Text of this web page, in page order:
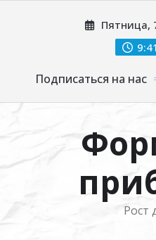
Пятница,
Подписаться на нас
Рост